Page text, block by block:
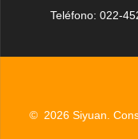
Teléfono: 022-
© 2026 Siyuan.